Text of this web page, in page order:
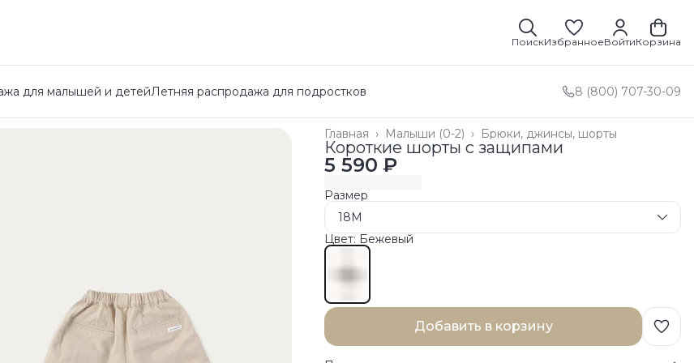
ПоискИзбранноеВойтиКорзина
для малышей и детейЛетняя распродажа для подростков 8 (800) 707-30-09
Брюки, джинсы, шорты
Малыши (0-2) ›
Главная ›
Короткие шорты с защипами
5 590 ₽
Размер
18M
Цвет: Бежевый
Добавить в корзину